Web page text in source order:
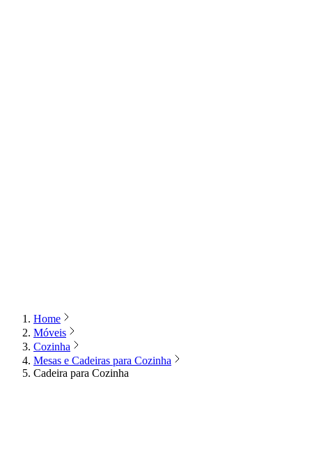
Home
Móveis
Cozinha
Mesas e Cadeiras para Cozinha
Cadeira para Cozinha